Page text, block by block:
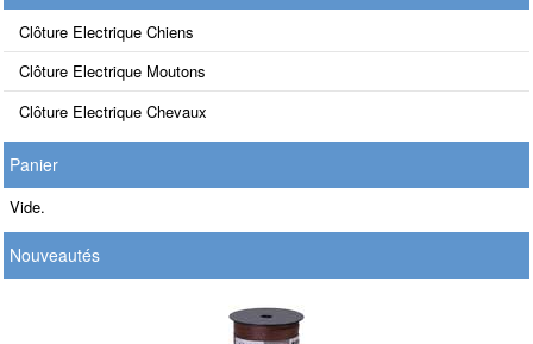
Clôture Electrique Chiens
Clôture Electrique Moutons
Clôture Electrique Chevaux
Panier
Vide.
Nouveautés